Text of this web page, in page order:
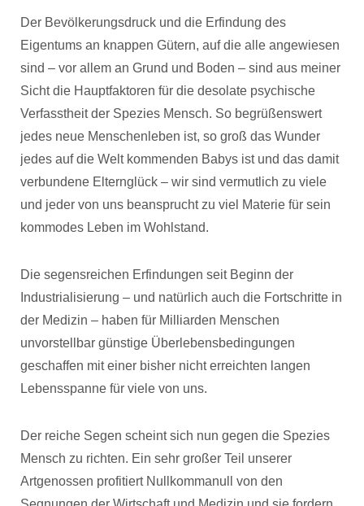
Der Bevölkerungsdruck und die Erfindung des
Eigentums an knappen Gütern, auf die alle angewiesen
sind – vor allem an Grund und Boden – sind aus meiner
Sicht die Hauptfaktoren für die desolate psychische
Verfasstheit der Spezies Mensch. So begrüßenswert
jedes neue Menschenleben ist, so groß das Wunder
jedes auf die Welt kommenden Babys ist und das damit
verbundene Elternglück – wir sind vermutlich zu viele
und jeder von uns beansprucht zu viel Materie für sein
kommodes Leben im Wohlstand.
Die segensreichen Erfindungen seit Beginn der
Industrialisierung – und natürlich auch die Fortschritte in
der Medizin – haben für Milliarden Menschen
unvorstellbar günstige Überlebensbedingungen
geschaffen mit einer bisher nicht erreichten langen
Lebensspanne für viele von uns.
Der reiche Segen scheint sich nun gegen die Spezies
Mensch zu richten. Ein sehr großer Teil unserer
Artgenossen profitiert Nullkommanull von den